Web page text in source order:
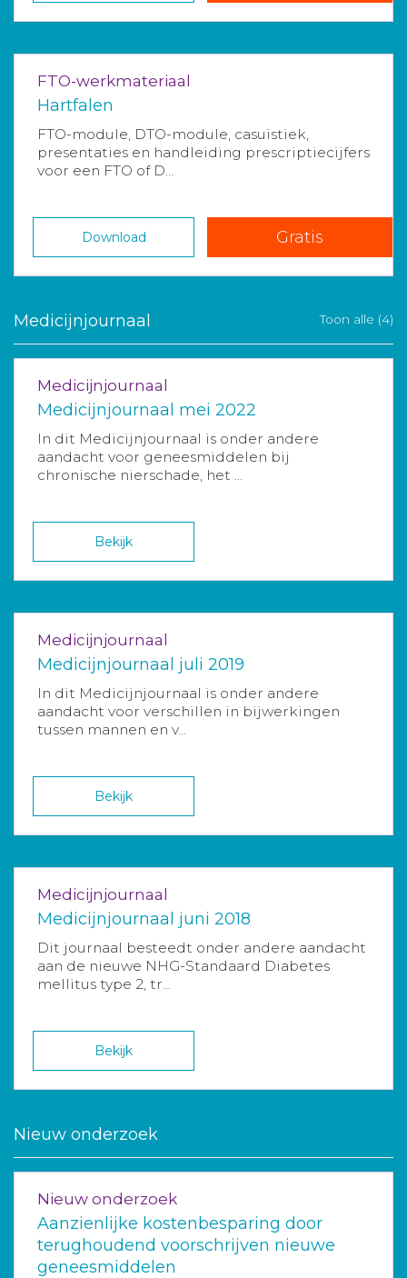
FTO-werkmateriaal
Hartfalen
FTO-module, DTO-module, casuïstiek,
presentaties en handleiding prescriptiecijfers
voor een FTO of D...
Download Gratis
Medicijnjournaal Toon alle (4)
Medicijnjournaal
Medicijnjournaal mei 2022
In dit Medicijnjournaal is onder andere
aandacht voor geneesmiddelen bij
chronische nierschade, het ...
Bekijk
Medicijnjournaal
Medicijnjournaal juli 2019
In dit Medicijnjournaal is onder andere
aandacht voor verschillen in bijwerkingen
tussen mannen en v...
Bekijk
Medicijnjournaal
Medicijnjournaal juni 2018
Dit journaal besteedt onder andere aandacht
aan de nieuwe NHG-Standaard Diabetes
mellitus type 2, tr...
Bekijk
Nieuw onderzoek
Nieuw onderzoek
Aanzienlijke kostenbesparing door
terughoudend voorschrijven nieuwe
geneesmiddelen